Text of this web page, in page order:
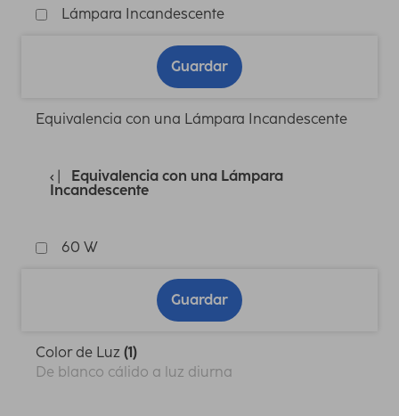
Lámpara Incandescente
Guardar
Equivalencia con una Lámpara Incandescente
Equivalencia con una Lámpara
Incandescente
60 W
Guardar
Color de Luz (1)
De blanco cálido a luz diurna